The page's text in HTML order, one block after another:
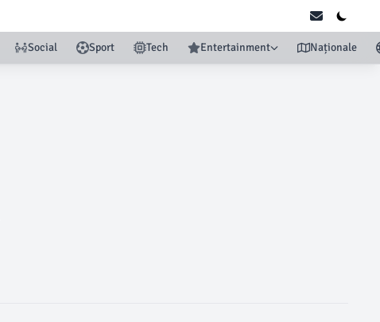
Social Sport Tech Entertainment Naționale